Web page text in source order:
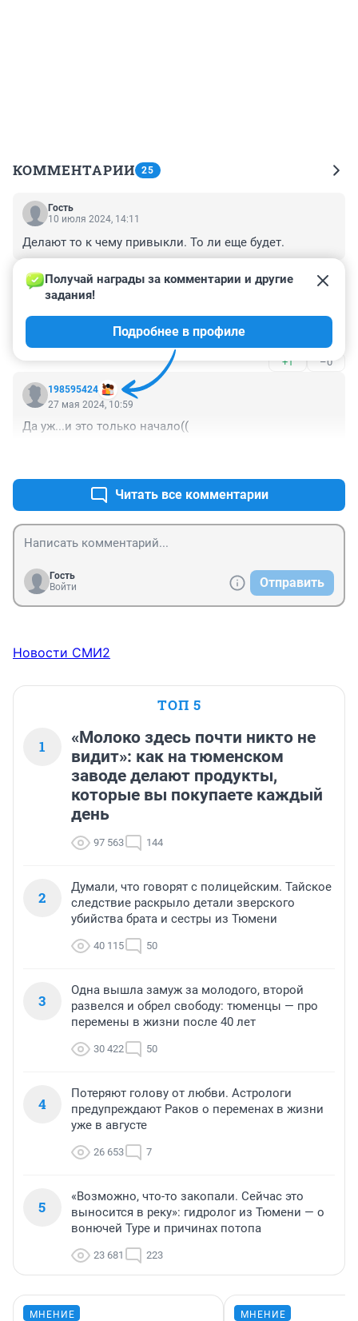
КОММЕНТАРИИ 25
Гость
10 июля 2024, 14:11
Делают то к чему привыкли. То ли еще будет.
–0
Гость
Очередной герой
+1 –0
198595424
Получай награды за комментарии и другие
задания!
Подробнее в профиле
27 мая 2024, 10:59
Да уж...и это только начало((
Читать все комментарии
Гость
Войти
Отправить
Новости СМИ2
ТОП 5
1
«Молоко здесь почти никто не
видит»: как на тюменском
заводе делают продукты,
которые вы покупаете каждый
день
97 563 144
2
Думали, что говорят с полицейским. Тайское
следствие раскрыло детали зверского
убийства брата и сестры из Тюмени
40 115 50
3
Одна вышла замуж за молодого, второй
развелся и обрел свободу: тюменцы — про
перемены в жизни после 40 лет
30 422 50
4
Потеряют голову от любви. Астрологи
предупреждают Раков о переменах в жизни
уже в августе
26 653 7
5
«Возможно, что-то закопали. Сейчас это
выносится в реку»: гидролог из Тюмени — о
вонючей Туре и причинах потопа
23 681 223
МНЕНИЕ МНЕНИЕ